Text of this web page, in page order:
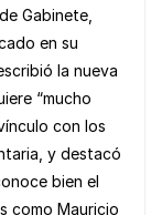
Gabinete,
en su
la nueva
“mucho
con los
y destacó
bien el
como Mauricio